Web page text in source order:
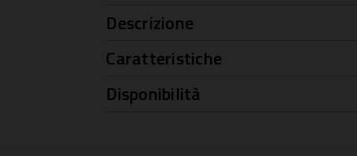
Descrizione
Caratteristiche
Disponibilità